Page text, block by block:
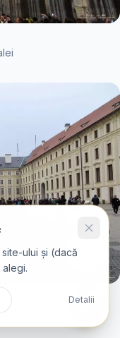
ului și (dacă
Detalii